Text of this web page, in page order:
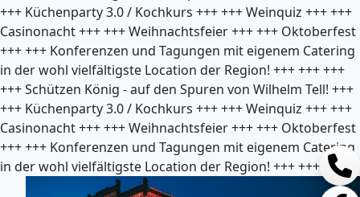
+++ Küchenparty 3.0 / Kochkurs ++++++Weinquiz ++++++
Casinonacht++++++Weihnachtsfeier++++++ Oktoberfest
++++++ Konferenzen und Tagungen mit eigenem Catering
in der wohl vielfältigste Location der Region! +++++++++
+++Schützen König - auf den Spuren von Wilhelm Tell! +++
+++ Küchenparty 3.0 / Kochkurs ++++++Weinquiz ++++++
Casinonacht++++++Weihnachtsfeier++++++ Oktoberfest
++++++ Konferenzen und Tagungen mit eigenem Catering
in der wohl vielfältigste Location der Region! ++++++ +++